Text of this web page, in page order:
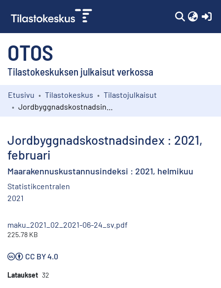
OTOS
Tilastokeskuksen julkaisut verkossa
Kokoelmat
Etusivu Tilastokeskus
Tilastojulkaisut
Jordbyggnadskostnadsindex : 2021,
februari
Maarakennuskustannusindeksi : 2021, helmikuu
Statistikcentralen
2021
maku_2021_02_2021-06-24_sv.pdf
225.78 KB
CC BY 4.0
Lataukset 32